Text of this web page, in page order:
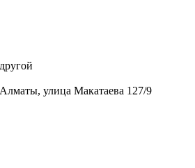
улица Макатаева 127/9